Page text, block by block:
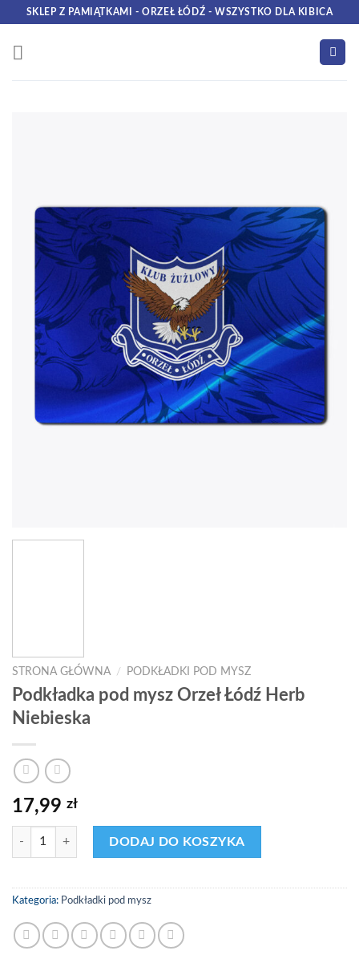
content
SKLEP Z PAMIĄTKAMI - ORZEŁ ŁÓDŹ - WSZYSTKO DLA KIBICA
STRONA GŁÓWNA / PODKŁADKI POD MYSZ
Podkładka pod mysz Orzeł Łódź Herb
Niebieska
17,99 zł
ilość Podkładka pod mysz Orzeł Łódź Herb Niebieska
DODAJ DO KOSZYKA
Kategoria: Podkładki pod mysz